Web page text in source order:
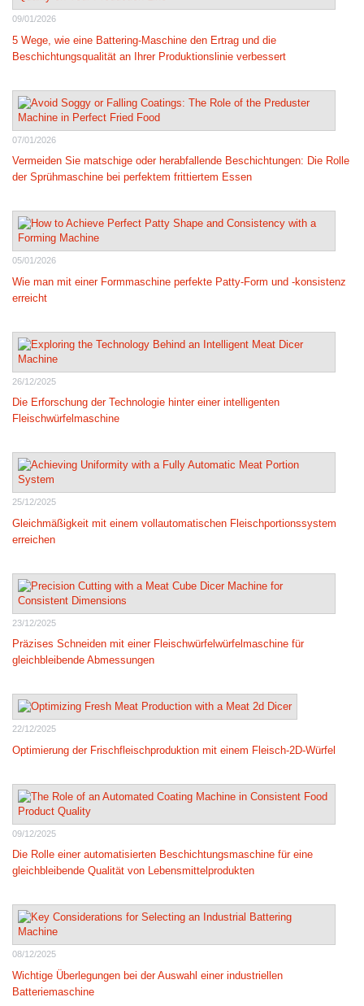
09/01/2026
5 Wege, wie eine Battering-Maschine den Ertrag und die
Beschichtungsqualität an Ihrer Produktionslinie verbessert
07/01/2026
Vermeiden Sie matschige oder herabfallende Beschichtungen: Die Rolle
der Sprühmaschine bei perfektem frittiertem Essen
05/01/2026
Wie man mit einer Formmaschine perfekte Patty-Form und -konsistenz
erreicht
26/12/2025
Die Erforschung der Technologie hinter einer intelligenten
Fleischwürfelmaschine
25/12/2025
Gleichmäßigkeit mit einem vollautomatischen Fleischportionssystem
erreichen
23/12/2025
Präzises Schneiden mit einer Fleischwürfelwürfelmaschine für
gleichbleibende Abmessungen
22/12/2025
Optimierung der Frischfleischproduktion mit einem Fleisch-2D-Würfel
09/12/2025
Die Rolle einer automatisierten Beschichtungsmaschine für eine
gleichbleibende Qualität von Lebensmittelprodukten
08/12/2025
Wichtige Überlegungen bei der Auswahl einer industriellen
Batteriemaschine